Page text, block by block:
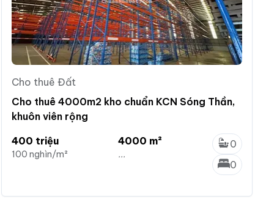
Cho thuê Đất
Cho thuê 4000m2 kho chuẩn KCN Sóng Thần,
khuôn viên rộng
400 triệu
100 nghìn/m²
4000 m²
...
0
0